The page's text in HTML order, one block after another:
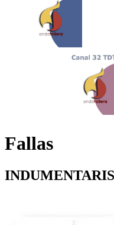
Fallas